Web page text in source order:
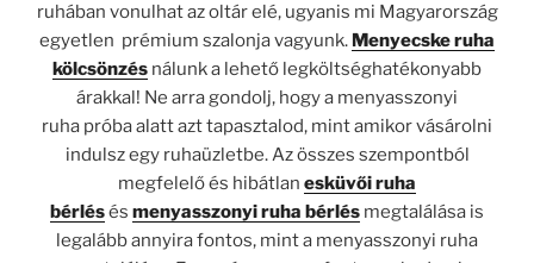
ruhában vonulhat az oltár elé, ugyanis mi Magyarország
egyetlen prémium szalonja vagyunk. Menyecske ruha
kölcsönzés nálunk a lehető legköltséghatékonyabb
árakkal! Ne arra gondolj, hogy a menyasszonyi
ruha próba alatt azt tapasztalod, mint amikor vásárolni
indulsz egy ruhaüzletbe. Az összes szempontból
megfelelő és hibátlan esküvői ruha
bérlésés menyasszonyi ruha bérlés megtalálása is
legalább annyira fontos, mint a menyasszonyi ruha